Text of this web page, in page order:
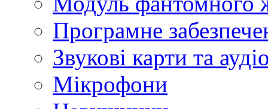
Програмне
Звукові карти та
Мікрофони